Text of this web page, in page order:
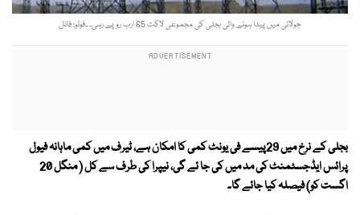
جولائی میں پیدا ہونے والی بجلی کی مجموعی لاگت 65 ارب روپے رہی۔ ۔فوٹو: فائل
بجلی کے نرخ میں 29پیسے فی یونٹ کمی کا امکان ہے، ٹیرف میں کمی ماہانہ فیول
پرائس ایڈجسٹمنٹ کی مد میں کی جا ئے گی، نیپرا کی طرف سے کل ( منگل 20
اگست کو) فیصلہ کیا جائے گا۔